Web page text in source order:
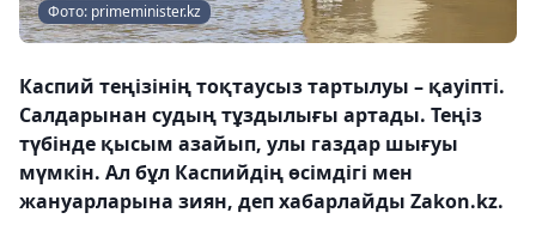
Фото: primeminister.kz
Каспий теңізінің тоқтаусыз тартылуы – қауіпті.
Салдарынан судың тұздылығы артады. Теңіз
түбінде қысым азайып, улы газдар шығуы
мүмкін. Ал бұл Каспийдің өсімдігі мен
жануарларына зиян, деп хабарлайды Zakon.kz.